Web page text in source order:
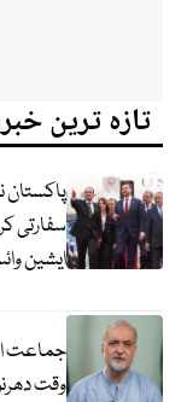
تازہ ترین
پاکستان
سفارتی
ایشین
وقت